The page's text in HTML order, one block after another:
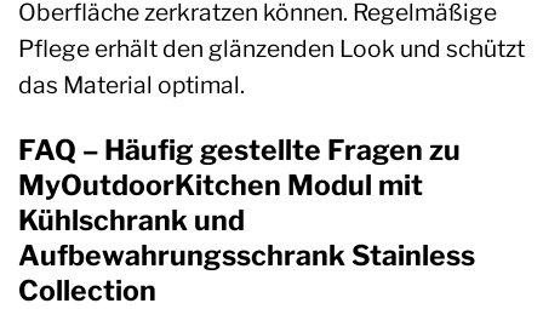
Oberfläche zerkratzen können. Regelmäßige
Pflege erhält den glänzenden Look und schützt
das Material optimal.
FAQ – Häufig gestellte Fragen zu
MyOutdoorKitchen Modul mit
Kühlschrank und
Aufbewahrungsschrank Stainless
Collection